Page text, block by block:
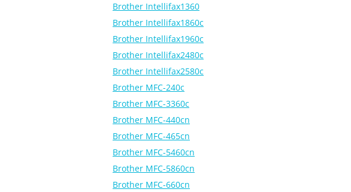
Brother Intellifax1360
Brother Intellifax1860c
Brother Intellifax1960c
Brother Intellifax2480c
Brother Intellifax2580c
Brother MFC-240c
Brother MFC-3360c
Brother MFC-440cn
Brother MFC-465cn
Brother MFC-5460cn
Brother MFC-5860cn
Brother MFC-660cn